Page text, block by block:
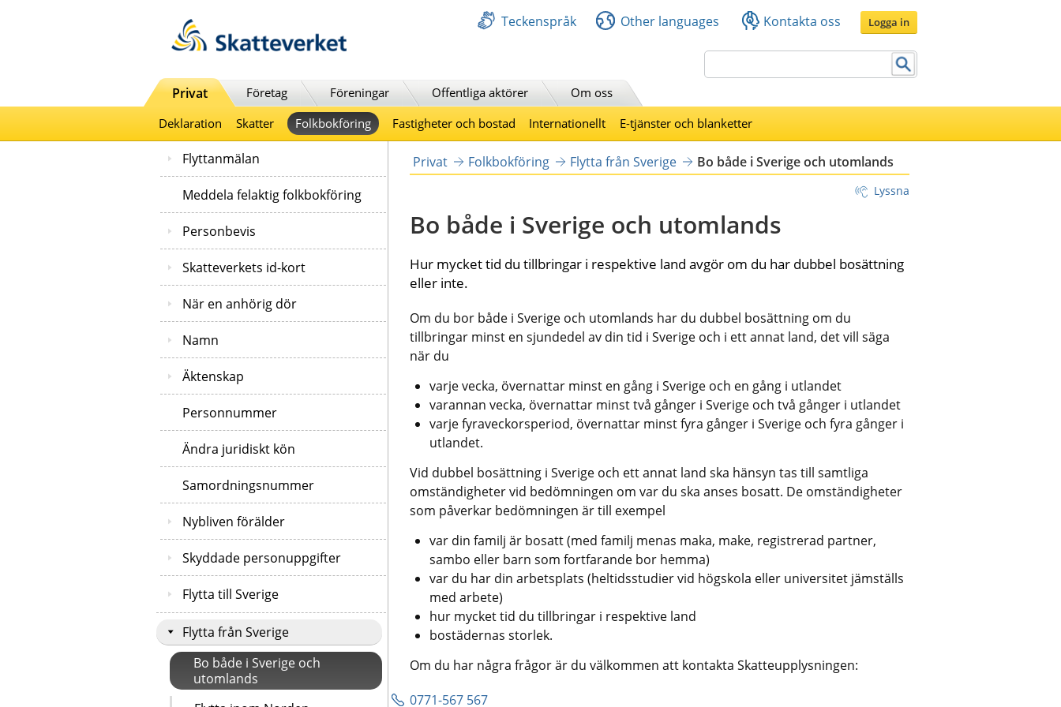
Teckenspråk Other languages Kontakta oss Logga in
Privat Företag Föreningar Offentliga aktörer
Om oss
Deklaration
Skatter Folkbokföring Fastigheter och bostad Internationellt E-tjänster och blanketter
Flyttanmälan
Meddela felaktig folkbokföring
Personbevis
Skatteverkets id-kort
När en anhörig dör
Namn
Äktenskap
Personnummer
Ändra juridiskt kön
Samordningsnummer
Nybliven förälder
Skyddade personuppgifter
Flytta till Sverige
Flytta från Sverige
Bo både i Sverige och
utomlands
Privat Folkbokföring Flytta från Sverige Bo både i Sverige och utomlands
Lyssna
Bo både i Sverige och utomlands
Hur mycket tid du tillbringar i respektive land avgör om du har dubbel bosättning
eller inte.
Om du bor både i Sverige och utomlands har du dubbel bosättning om du
tillbringar minst en sjundedel av din tid i Sverige och i ett annat land, det vill säga
när du
varje vecka, övernattar minst en gång i Sverige och en gång i utlandet
varannan vecka, övernattar minst två gånger i Sverige och två gånger i utlandet
varje fyraveckorsperiod, övernattar minst fyra gånger i Sverige och fyra gånger i
utlandet.
Vid dubbel bosättning i Sverige och ett annat land ska hänsyn tas till samtliga
omständigheter vid bedömningen om var du ska anses bosatt. De omständigheter
som påverkar bedömningen är till exempel
var din familj är bosatt (med familj menas maka, make, registrerad partner,
sambo eller barn som fortfarande bor hemma)
var du har din arbetsplats (heltidsstudier vid högskola eller universitet jämställs
med arbete)
hur mycket tid du tillbringar i respektive land
bostädernas storlek.
Om du har några frågor är du välkommen att kontakta Skatteupplysningen:
0771-567 567